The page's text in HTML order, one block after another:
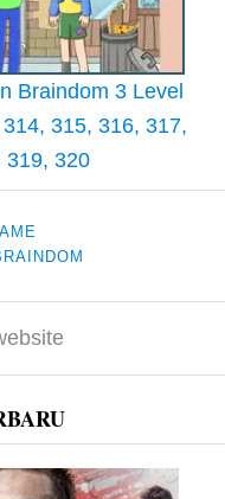
Braindom 3 Level
315, 316, 317,
319, 320